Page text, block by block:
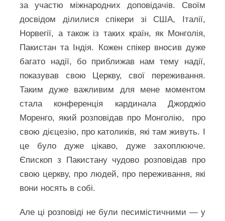
за участю міжнародних доповідачів. Своїм
досвідом ділилися спікери зі США, Італії,
Норвегії, а також із таких країн, як Монголія,
Пакистан та Індія. Кожен спікер вносив дуже
багато надії, бо приближав нам тему надії,
показував свою Церкву, свої переживання.
Таким дуже важливим для мене моментом
стала конференція кардинала Джорджіо
Моренго, який розповідав про Монголію, про
свою дієцезію, про католиків, які там живуть. І
це було дуже цікаво, дуже захоплююче.
Єпископ з Пакистану чудово розповідав про
свою церкву, про людей, про переживання, які
вони носять в собі.
Але ці розповіді не були песимістичними — у